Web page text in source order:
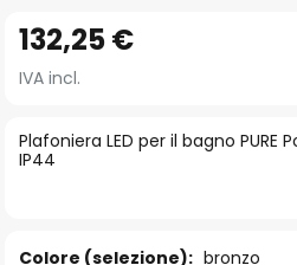
all'inizio
della
immagini
Plafoniera LED per il bagno PURE
IP44
132,25 €
IVA incl.
Colore (selezione): bronzo